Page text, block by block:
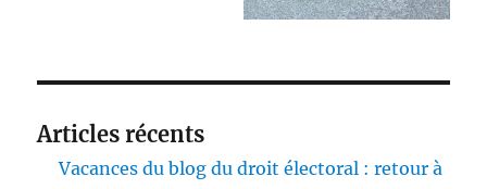
Articles récents
Vacances du blog du droit électoral : retour à